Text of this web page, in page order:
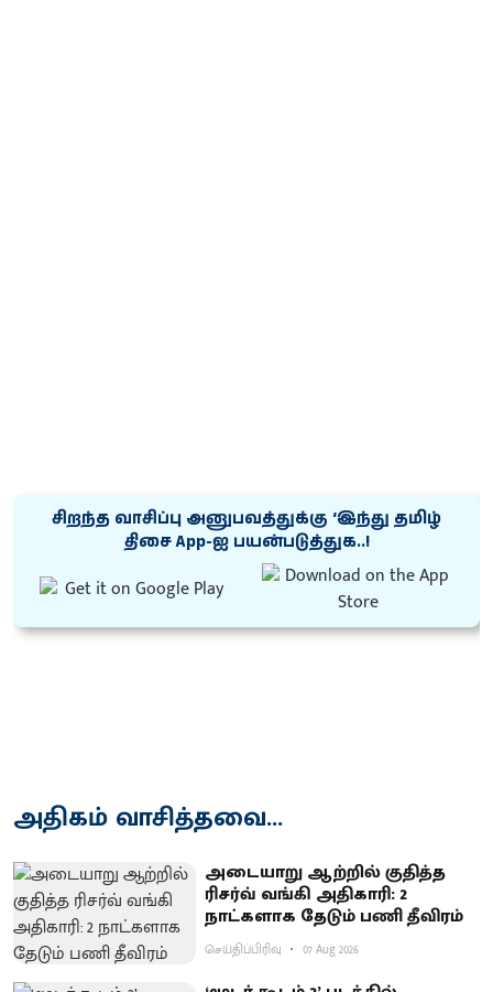
சிறந்த வாசிப்பு அனுபவத்துக்கு ‘இந்து தமிழ்
திசை App-ஐ பயன்படுத்துக..!
அதிகம் வாசித்தவை...
அடையாறு ஆற்றில் குதித்த
ரிசர்வ் வங்கி அதிகாரி: 2
நாட்களாக தேடும் பணி தீவிரம்
செய்திப்பிரிவு 07 Aug 2026